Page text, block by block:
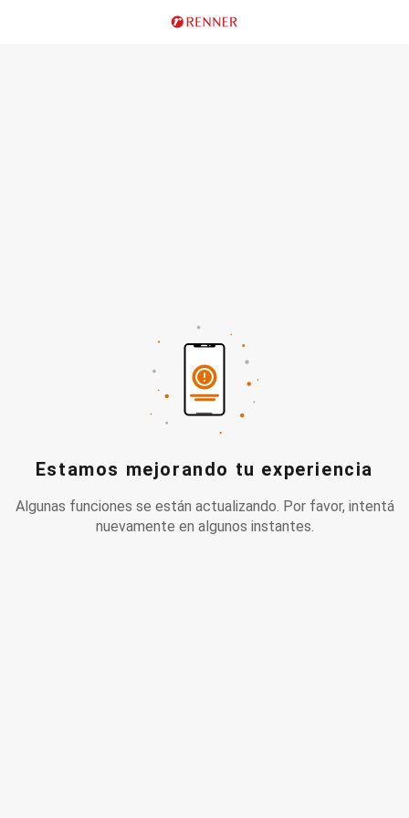
Estamos mejorando tu experiencia
Algunas funciones se están actualizando. Por favor, intentá
nuevamente en algunos instantes.